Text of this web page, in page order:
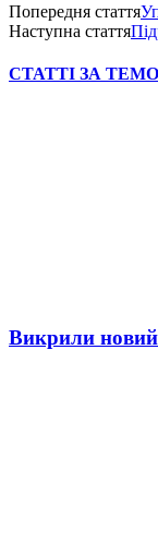
Попередня стаття
Наступна стаття
СТАТТІ ЗА
Викрили новий